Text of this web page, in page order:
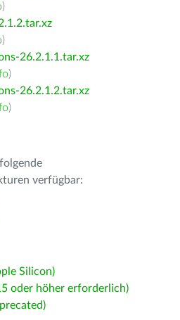
)
)
26.2.1.1.tar.xz
)
26.2.1.2.tar.xz
)
verfügbar:
Silicon)
oder höher erforderlich)